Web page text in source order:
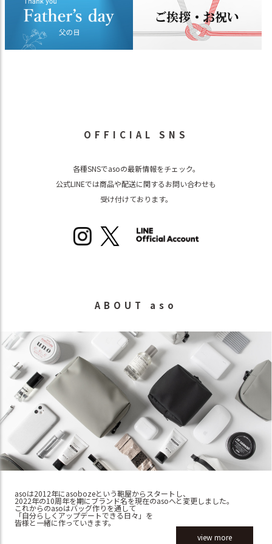
OFFICIAL SNS
各種SNSでasoの最新情報をチェック。
公式LINEでは商品や配送に関するお問い合わせも
受け付けております。
ABOUT aso
asoは2012年にasobozeという鞄屋からスタートし、
2022年の10周年を期にブランド名を現在のasoへと変更しました。
これからのasoはバッグ作りを通して
「自分らしくアップデートできる日々」を
皆様と一緒に作っていきます。
view more